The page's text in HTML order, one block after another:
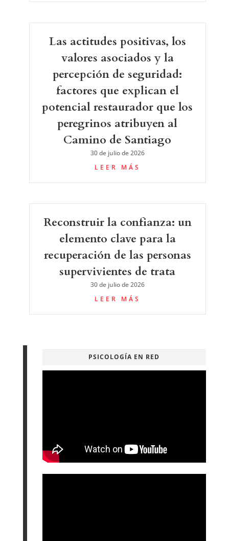
Las actitudes positivas, los
valores asociados y la
percepción de seguridad:
factores que explican el
potencial restaurador que los
peregrinos atribuyen al
Camino de Santiago
30 de julio de 2026
LEER MÁS
Reconstruir la confianza: un
elemento clave para la
recuperación de las personas
supervivientes de trata
30 de julio de 2026
LEER MÁS
PSICOLOGÍA EN RED